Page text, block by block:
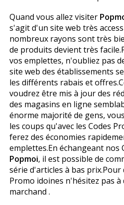
Quand vous allez visiter
s'agit d'un site web très
nombreux rayons sont très
de produits devient très
vos emplettes, n'oubliez pas
site web des établissements
les différents rabais et
voudrez être mis à jour des
des magasins en ligne
énorme majorité de gens,
les coups qu'avec les Codes
ferez des économies
emplettes.En échangeant nos
Popmoi, il est possible de
série d'articles à bas prix.Pour
Promo idoines n'hésitez pas
marchand .